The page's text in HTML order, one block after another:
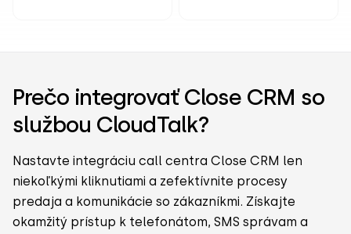
Prečo integrovať Close CRM so
službou CloudTalk?
Nastavte integráciu call centra Close CRM len
niekoľkými kliknutiami a zefektívnite procesy
predaja a komunikácie so zákazníkmi. Získajte
okamžitý prístup k telefonátom, SMS správam a